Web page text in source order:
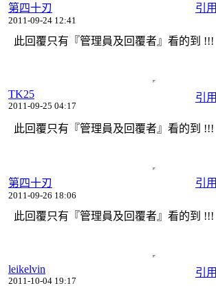
引用
第四十刃
2011-09-24 12:41
此回覆只有『管理員及回覆者』看的到 !!!
引用
TK25
2011-09-25 04:17
此回覆只有『管理員及回覆者』看的到 !!!
引用
第四十刃
2011-09-26 18:06
此回覆只有『管理員及回覆者』看的到 !!!
引用
leikelvin
2011-10-04 19:17